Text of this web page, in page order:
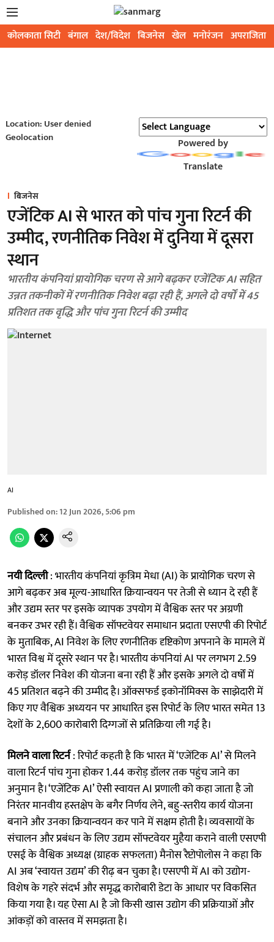
कोलकाता सिटी बंगाल देश/विदेश बिजनेस खेल मनोरंजन अपराजिता
Location: User denied
Geolocation
Powered by
Translate
बिजनेस
एजेंटिक AI से भारत को पांच गुना रिटर्न की
उम्मीद, रणनीतिक निवेश में दुनिया में दूसरा
स्थान
भारतीय कंपनियां प्रायोगिक चरण से आगे बढ़कर एजेंटिक AI सहित
उन्नत तकनीकों में रणनीतिक निवेश बढ़ा रही हैं, अगले दो वर्षों में 45
प्रतिशत तक वृद्धि और पांच गुना रिटर्न की उम्मीद
AI
Published on:12 Jun 2026, 5:06 pm
नयी दिल्ली: भारतीय कंपनियां कृत्रिम मेधा (AI) के प्रायोगिक चरण से
आगे बढ़कर अब मूल्य-आधारित क्रियान्वयन पर तेजी से ध्यान दे रही हैं
और उद्यम स्तर पर इसके व्यापक उपयोग में वैश्विक स्तर पर अग्रणी
बनकर उभर रही हैं। वैश्विक सॉफ्टवेयर समाधान प्रदाता एसएपी की रिपोर्ट
के मुताबिक, AI निवेश के लिए रणनीतिक दृष्टिकोण अपनाने के मामले में
भारत विश्व में दूसरे स्थान पर है। भारतीय कंपनियां AI पर लगभग 2.59
करोड़ डॉलर निवेश की योजना बना रही हैं और इसके अगले दो वर्षों में
45 प्रतिशत बढ़ने की उम्मीद है। ऑक्सफर्ड इकोनॉमिक्स के साझेदारी में
किए गए वैश्विक अध्ययन पर आधारित इस रिपोर्ट के लिए भारत समेत 13
देशों के 2,600 कारोबारी दिग्गजों से प्रतिक्रिया ली गई है।
मिलने वाला रिटर्न: रिपोर्ट कहती है कि भारत में ‘एजेंटिक AI’ से मिलने
वाला रिटर्न पांच गुना होकर 1.44 करोड़ डॉलर तक पहुंच जाने का
अनुमान है। ‘एजेंटिक AI’ ऐसी स्वायत्त AI प्रणाली को कहा जाता है जो
निरंतर मानवीय हस्तक्षेप के बगैर निर्णय लेने, बहु-स्तरीय कार्य योजना
बनाने और उनका क्रियान्वयन कर पाने में सक्षम होती है। व्यवसायों के
संचालन और प्रबंधन के लिए उद्यम सॉफ्टवेयर मुहैया कराने वाली एसएपी
एसई के वैश्विक अध्यक्ष (ग्राहक सफलता) मैनोस रैप्टोपोलोस ने कहा कि
AI अब ‘स्वायत्त उद्यम’ की रीढ़ बन चुका है। एसएपी में AI को उद्योग-
विशेष के गहरे संदर्भ और समृद्ध कारोबारी डेटा के आधार पर विकसित
किया गया है। यह ऐसा AI है जो किसी खास उद्योग की प्रक्रियाओं और
आंकड़ों को वास्तव में समझता है।